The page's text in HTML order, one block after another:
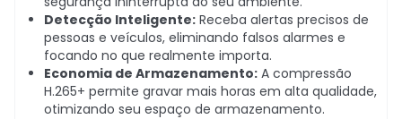
Detecção Inteligente: Receba alertas precisos de
pessoas e veículos, eliminando falsos alarmes e
focando no que realmente importa.
Economia de Armazenamento: A compressão
H.265+ permite gravar mais horas em alta qualidade,
otimizando seu espaço de armazenamento.